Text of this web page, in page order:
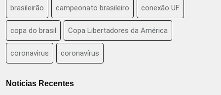
brasileirão campeonato brasileiro conexão UF
copa do brasil Copa Libertadores da América
coronavirus coronavírus
Notícias Recentes